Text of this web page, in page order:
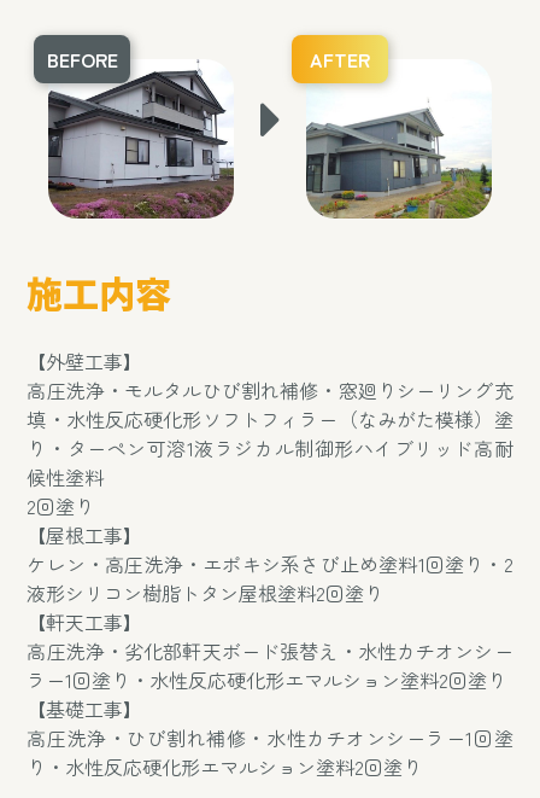
BEFORE AFTER
施工内容
【外壁工事】
高圧洗浄・モルタルひび割れ補修・窓廻りシーリング充
填・水性反応硬化形ソフトフィラー（なみがた模様）塗
り・ターペン可溶1液ラジカル制御形ハイブリッド高耐
候性塗料
2回塗り
【屋根工事】
ケレン・高圧洗浄・エポキシ系さび止め塗料1回塗り・2
液形シリコン樹脂トタン屋根塗料2回塗り
【軒天工事】
高圧洗浄・劣化部軒天ボード張替え・水性カチオンシー
ラー1回塗り・水性反応硬化形エマルション塗料2回塗り
【基礎工事】
高圧洗浄・ひび割れ補修・水性カチオンシーラー1回塗
り・水性反応硬化形エマルション塗料2回塗り